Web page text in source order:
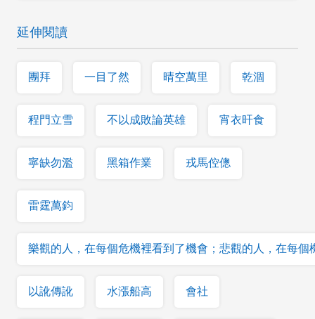
延伸閱讀
團拜 一目了然 晴空萬里 乾涸
程門立雪 不以成敗論英雄 宵衣旰食
寧缺勿濫 黑箱作業 戎馬倥傯
雷霆萬鈞
樂觀的人，在每個危機裡看到了機會；悲觀的人，在每個
以訛傳訛 水漲船高 會社